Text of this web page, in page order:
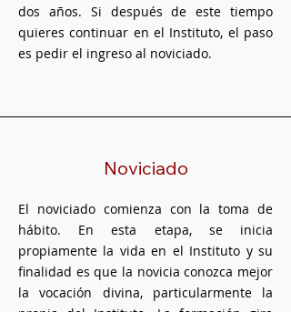
dos años. Si después de este tiempo
quieres continuar en el Instituto, el paso
es pedir el ingreso al noviciado.
Noviciado
El noviciado comienza con la toma de
hábito. En esta etapa, se inicia
propiamente la vida en el Instituto y su
finalidad es que la novicia conozca mejor
la vocación divina, particularmente la